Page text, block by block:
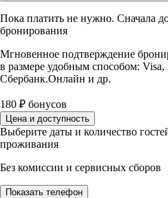
Пока платить не нужно. Сначала
бронирования
Мгновенное подтверждение
в размере удобным способом:
Сбербанк.Онлайн и др.
180 ₽ бонусов
Цена и доступность
Выберите даты и количество
проживания
Без комиссии и сервисных сборов
Показать телефон